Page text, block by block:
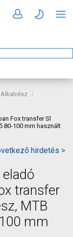
Fox transfer Sl
80-100 mm használt
hirdetés >
transfer
MTB
mm